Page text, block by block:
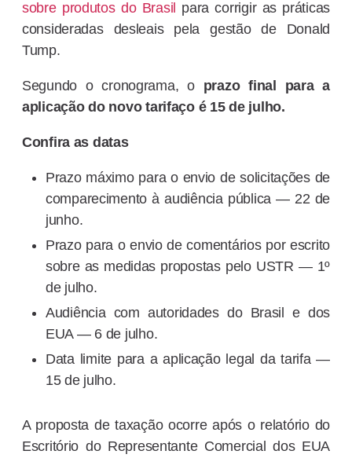
sobre produtos do Brasil para corrigir as práticas
consideradas desleais pela gestão de Donald
Tump.
Segundo o cronograma, o prazo final para a
aplicação do novo tarifaço é 15 de julho.
Confira as datas
Prazo máximo para o envio de solicitações de
comparecimento à audiência pública — 22 de
junho.
Prazo para o envio de comentários por escrito
sobre as medidas propostas pelo USTR — 1º
de julho.
Audiência com autoridades do Brasil e dos
EUA — 6 de julho.
Data limite para a aplicação legal da tarifa —
15 de julho.
A proposta de taxação ocorre após o relatório do
Escritório do Representante Comercial dos EUA